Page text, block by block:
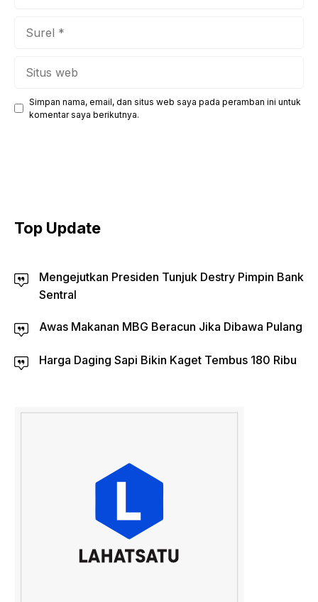
Simpan nama, email, dan situs web saya pada peramban ini untuk
komentar saya berikutnya.
Top Update
Mengejutkan Presiden Tunjuk Destry Pimpin Bank
Sentral
Awas Makanan MBG Beracun Jika Dibawa Pulang
Harga Daging Sapi Bikin Kaget Tembus 180 Ribu